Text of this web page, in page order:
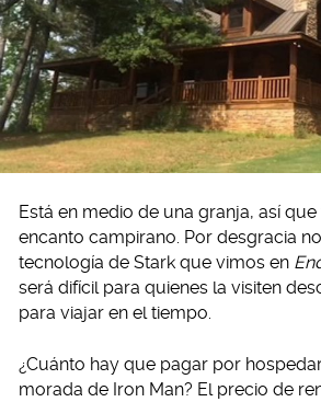
Está en medio de una granja, así
encanto campirano. Por desgracia
tecnología de Stark que vimos en
será difícil para quienes la visiten
para viajar en el tiempo.
¿Cuánto hay que pagar por
morada de Iron Man? El precio de